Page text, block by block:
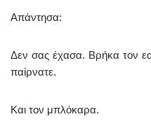
Απάντησα:
Δεν σας έχασα. Βρήκα τον
παίρνατε.
Και τον μπλόκαρα.